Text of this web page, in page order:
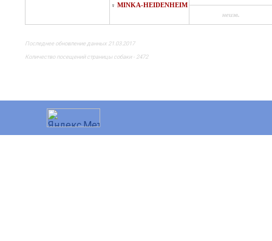
♀ MINKA-HEIDENHEIM
неизв.
Последнее обновление данных 21.03.2017
Количество посещений страницы собаки - 2472